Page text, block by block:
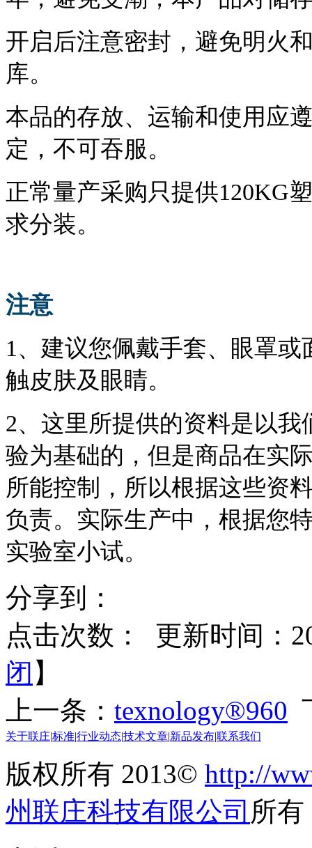
开启后注意密封，避免明火
库。
本品的存放、运输和使用应
定，不可吞服。
正常量产采购只提供120KG
求分装。
注意
1、建议您佩戴手套、眼罩
触皮肤及眼睛。
2、这里所提供的资料是以
验为基础的，但是商品在实
所能控制，所以根据这些资
负责。实际生产中，根据您
实验室小试。
分享到：
点击次数：
更新时间：
闭 】
上一条： texnology®960
关于联庄|标准|行业动态|技术文章|新品发布|联系我们
版权所有 2013© http://
州联庄科技有限公司 所